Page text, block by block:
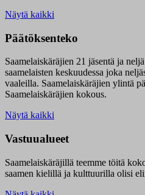
Näytä kaikki
Päätöksenteko
Saamelaiskäräjien 21 jäsentä ja
saamelaisten keskuudessa joka
vaaleilla. Saamelaiskäräjien ylintä
Saamelaiskäräjien kokous.
Näytä kaikki
Vastuualueet
Saamelaiskäräjillä teemme töitä
saamen kielillä ja kulttuurilla olisi